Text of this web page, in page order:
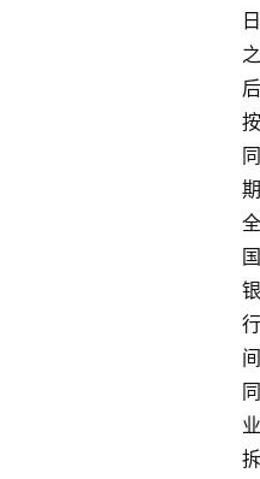
日
之
后
按
同
期
全
国
银
行
间
同
业
拆